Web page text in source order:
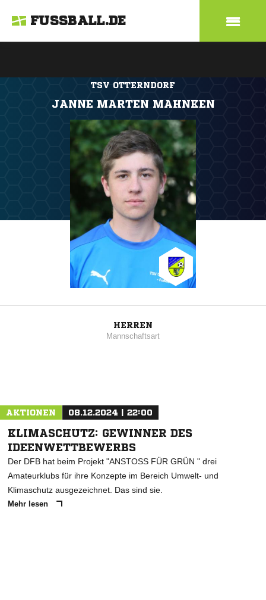
FUSSBALL.DE
TSV OTTERNDORF
JANNE MARTEN MAHNKEN
HERREN
Mannschaftsart
AKTIONEN 08.12.2024 | 22:00
KLIMASCHUTZ: GEWINNER DES
IDEENWETTBEWERBS
Der DFB hat beim Projekt "ANSTOSS FÜR GRÜN " drei
Amateurklubs für ihre Konzepte im Bereich Umwelt- und
Klimaschutz ausgezeichnet. Das sind sie.
Mehr lesen